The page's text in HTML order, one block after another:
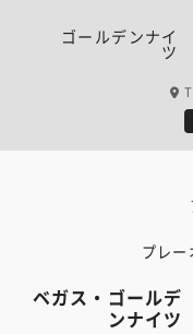
ゴールデンナイ
ツ
プレ
ベガス・ゴールデ
ンナイツ